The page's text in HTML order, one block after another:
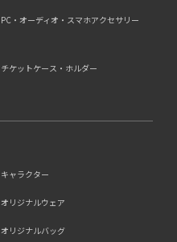
PC・オーディオ・スマホアクセサリー
チケットケース・ホルダー
キャラクター
オリジナルウェア
オリジナルバッグ